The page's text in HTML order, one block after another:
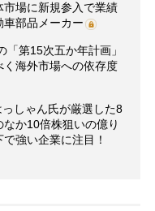
場に新規参入で業績
部品メーカー
第15次五か年計画」
海外市場への依存度
っしゃん氏が厳選した8
か10倍株狙いの億り
強い企業に注目！